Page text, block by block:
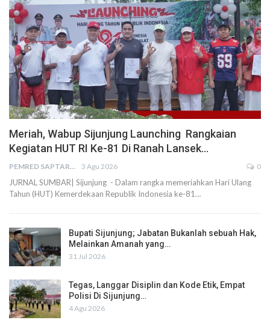
Meriah, Wabup Sijunjung Launching Rangkaian
Kegiatan HUT RI Ke-81 Di Ranah Lansek…
PEMRED SAPTARIUS 3 Agu 2026 0
JURNAL SUMBAR| Sijunjung - Dalam rangka memeriahkan Hari Ulang
Tahun (HUT) Kemerdekaan Republik Indonesia ke-81…
Bupati Sijunjung; Jabatan Bukanlah sebuah Hak,
Melainkan Amanah yang…
31 Jul 2026
Tegas, Langgar Disiplin dan Kode Etik, Empat
Polisi Di Sijunjung…
4 Agu 2026